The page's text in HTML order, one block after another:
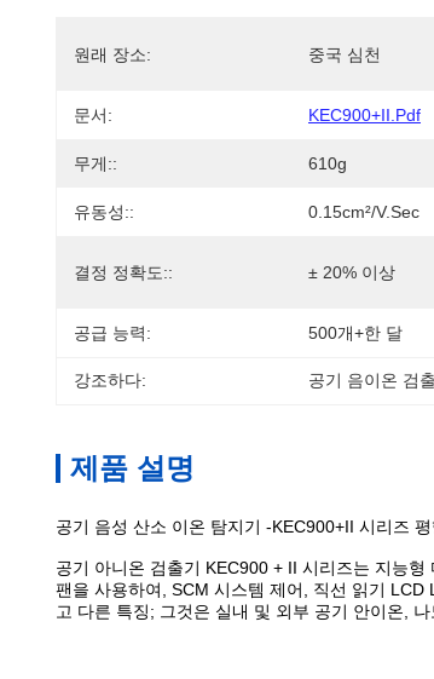
원래 장소: 중국 심천
문서: KEC900+II.pdf
무게:: 610g
유동성:: 0.15cm²/V.sec
결정 정확도:: ± 20% 이상
공급 능력: 500개+한 달
강조하다: 공기 음이온 검
제품 설명
공기 음성 산소 이온 탐지기 -KEC900+II 시리즈
공기 아니온 검출기 KEC900 + II 시리즈는 지능
팬을 사용하여, SCM 시스템 제어, 직선 읽기
고 다른 특징; 그것은 실내 및 외부 공기 안이온,